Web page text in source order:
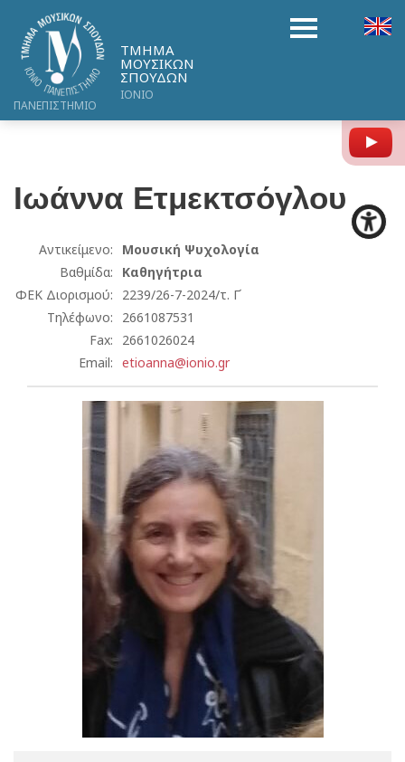
ΤΜΗΜΑ
ΜΟΥΣΙΚΩΝ
ΣΠΟΥΔΩΝ
ΙΟΝΙΟ
ΠΑΝΕΠΙΣΤΗΜΙΟ
Ιωάννα Ετμεκτσόγλου
Αντικείμενο:
Μουσική Ψυχολογία
Βαθμίδα:
Καθηγήτρια
ΦΕΚ Διορισμού:
2239/26-7-2024/τ. Γ΄
Τηλέφωνο:
2661087531
Fax:
2661026024
Email: etioanna@ionio.gr